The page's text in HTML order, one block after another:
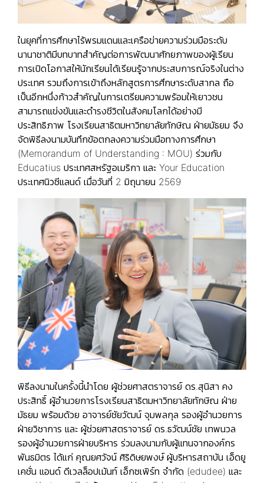
ในยุคที่การศึกษาไร้พรมแดนและเครือข่ายความร่วมมือระดับ
นานาชาติมีบทบาทสำคัญต่อการพัฒนาศักยภาพของผู้เรียน
การเปิดโอกาสให้นักเรียนได้เรียนรู้จากประสบการณ์จริงในต่าง
ประเทศ รวมถึงการเข้าถึงหลักสูตรการศึกษาระดับสากล ถือ
เป็นอีกหนึ่งก้าวสำคัญในการเตรียมความพร้อมให้เยาวชน
สามารถแข่งขันและดำรงชีวิตในสังคมโลกได้อย่างมี
ประสิทธิภาพ โรงเรียนสาธิตมหาวิทยาลัยทักษิณ ฝ่ายมัธยม จึง
จัดพิธีลงนามบันทึกข้อตกลงความร่วมมือทางการศึกษา
(Memorandum of Understanding : MOU) ร่วมกับ
Educatius ประเทศสหรัฐอเมริกา และ Your Education
ประเทศนิวซีแลนด์ เมื่อวันที่ 2 มิถุนายน 2569
พิธีลงนามในครั้งนี้นำโดย ผู้ช่วยศาสตราจารย์ ดร.สุนิสา คง
ประสิทธิ์ ผู้อำนวยการโรงเรียนสาธิตมหาวิทยาลัยทักษิณ ฝ่าย
มัธยม พร้อมด้วย อาจารย์ชัยวัฒน์ จุมพลกุล รองผู้อำนวยการ
ฝ่ายวิชาการ และ ผู้ช่วยศาสตราจารย์ ดร.ธวัฒน์ชัย เทพนวล
รองผู้อำนวยการฝ่ายบริหาร ร่วมลงนามกับผู้แทนจากองค์กร
พันธมิตร ได้แก่ คุณยศวัจน์ ศิริดิษยพงษ์ ผู้บริหารสถาบัน เอ็ดยู
เคชั่น แอนด์ ดีเวลล็อปเม้นท์ เอ็กซเพิร์ท จำกัด (edudee) และ